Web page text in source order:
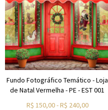
Fundo Fotográfico Temático - Loja
de Natal Vermelha - PE - EST 001
R$ 150,00-R$ 240,00